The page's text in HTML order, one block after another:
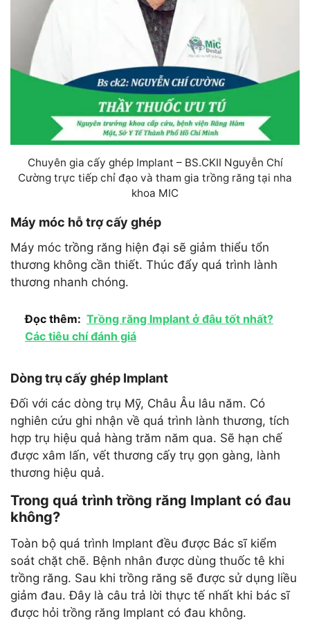
Chuyên gia cấy ghép Implant – BS.CKII Nguyễn Chí
Cường trực tiếp chỉ đạo và tham gia trồng răng tại nha
khoa MIC
Máy móc hỗ trợ cấy ghép
Máy móc trồng răng hiện đại sẽ giảm thiểu tổn
thương không cần thiết. Thúc đẩy quá trình lành
thương nhanh chóng.
Đọc thêm: Trồng răng Implant ở đâu tốt nhất?
Các tiêu chí đánh giá
Dòng trụ cấy ghép Implant
Đối với các dòng trụ Mỹ, Châu Âu lâu năm. Có
nghiên cứu ghi nhận về quá trình lành thương, tích
hợp trụ hiệu quả hàng trăm năm qua. Sẽ hạn chế
được xâm lấn, vết thương cấy trụ gọn gàng, lành
thương hiệu quả.
Trong quá trình trồng răng Implant có đau
không?
Toàn bộ quá trình Implant đều được Bác sĩ kiểm
soát chặt chẽ. Bệnh nhân được dùng thuốc tê khi
trồng răng. Sau khi trồng răng sẽ được sử dụng liều
giảm đau. Đây là câu trả lời thực tế nhất khi bác sĩ
được hỏi trồng răng Implant có đau không.